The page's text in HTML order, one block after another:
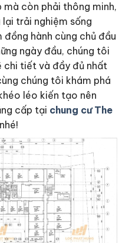
còn phải thông minh,
trải nghiệm sống
hành cùng chủ đầu
ngày đầu, chúng tôi
chi tiết và đầy đủ nhất
chúng tôi khám phá
léo kiến tạo nên
cấp tại chung cư The
nhé!